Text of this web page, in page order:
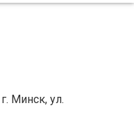
Минск, ул.